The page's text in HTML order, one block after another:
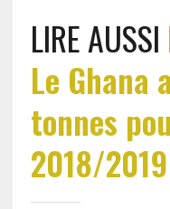
LIRE AUSSI
Le
tonnes
2018/2019